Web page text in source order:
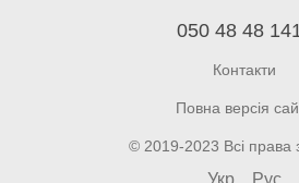
050 48 48
Контакти
Повна версія
© 2019-2023 Всі права
Укр Рус